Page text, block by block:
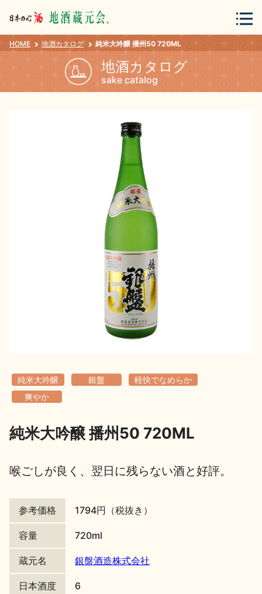
会員登録 ログイン
地酒カタログ
地酒解体新書
地酒川柳
HOME 地酒カタログ 純米大吟醸 播州50 720ML
地酒カタログ
sake catalog
純米大吟醸 銀盤
軽快でなめらか
爽やか
純米大吟醸 播州50 720ML
喉ごしが良く、翌日に残らない酒と好評。
参考価格 1794円（税抜き）
容量 720ml
蔵元名 銀盤酒造株式会社
日本酒度 6